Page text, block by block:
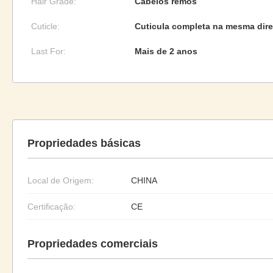
Cuticle: Cuticula completa na mesma
Last For: Mais de 2 anos
Propriedades básicas
Local de Origem: CHINA
Certificação: CE
Propriedades comerciais